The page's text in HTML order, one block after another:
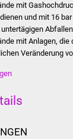
mit
und mit 16
untertägigen
mit Anlagen,
Veränderung